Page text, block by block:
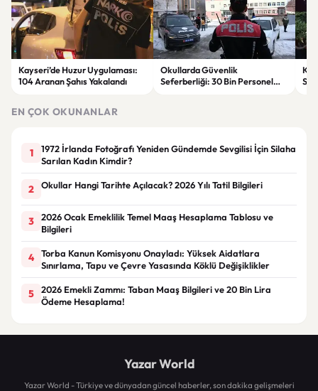
Kayseri’de Huzur Uygulaması:
104 Aranan Şahıs Yakalandı
Okullarda Güvenlik
Seferberliği: 30 Bin Personel
EN ÇOK OKUNANLAR
1
1972 İrlanda Fotoğrafı Yeniden Gündemde Sevgilisi İçin Silaha
Sarılan Kadın Kimdir?
2 Okullar Hangi Tarihte Açılacak? 2026 Yılı Tatil Bilgileri
3
2026 Ocak Emeklilik Temel Maaş Hesaplama Tablosu ve
Bilgileri
4
Torba Kanun Komisyonu Onayladı: Yüksek Aidatlara
Sınırlama, Tapu ve Çevre Yasasında Köklü Değişiklikler
5
2026 Emekli Zammı: Taban Maaş Bilgileri ve 20 Bin Lira
Ödeme Hesaplama!
Yazar World
Yazar World - Türkiye ve dünyadan güncel haberler, son dakika gelişmeleri